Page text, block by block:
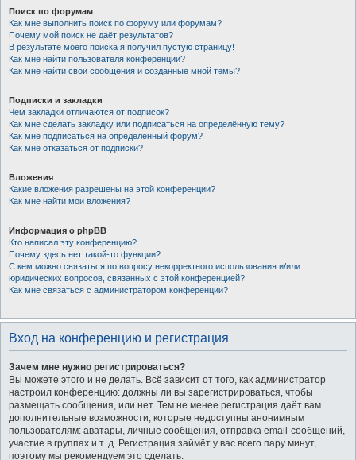
Поиск по форумам
Как мне выполнить поиск по форуму или форумам?
Почему мой поиск не даёт результатов?
В результате моего поиска я получил пустую страницу!
Как мне найти пользователя конференции?
Как мне найти свои сообщения и созданные мной темы?
Подписки и закладки
Чем закладки отличаются от подписок?
Как мне сделать закладку или подписаться на определённую тему?
Как мне подписаться на определённый форум?
Как мне отказаться от подписки?
Вложения
Какие вложения разрешены на этой конференции?
Как мне найти мои вложения?
Информация о phpBB
Кто написал эту конференцию?
Почему здесь нет такой-то функции?
С кем можно связаться по вопросу некорректного использования и/или
юридических вопросов, связанных с этой конференцией?
Как мне связаться с администратором конференции?
Вход на конференцию и регистрация
Зачем мне нужно регистрироваться?
Вы можете этого и не делать. Всё зависит от того, как администратор
настроил конференцию: должны ли вы зарегистрироваться, чтобы
размещать сообщения, или нет. Тем не менее регистрация даёт вам
дополнительные возможности, которые недоступны анонимным
пользователям: аватары, личные сообщения, отправка email-сообщений,
участие в группах и т. д. Регистрация займёт у вас всего пару минут,
поэтому мы рекомендуем это сделать.